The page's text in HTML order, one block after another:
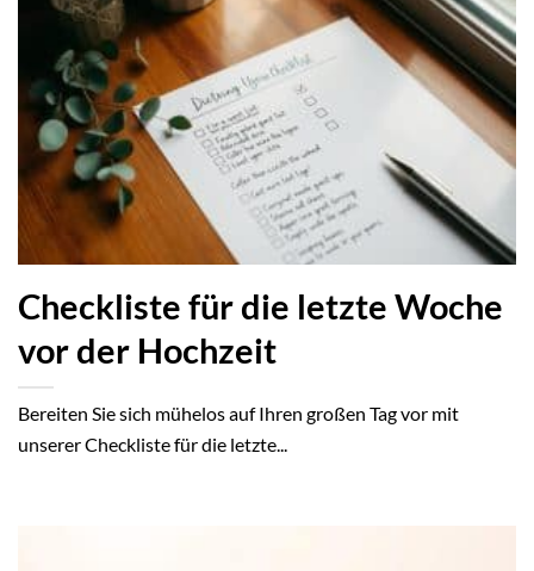
Checkliste für die letzte Woche
vor der Hochzeit
Bereiten Sie sich mühelos auf Ihren großen Tag vor mit
unserer Checkliste für die letzte...